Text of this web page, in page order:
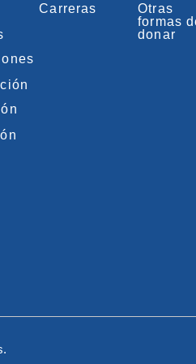
Carreras
Otras
formas
donar